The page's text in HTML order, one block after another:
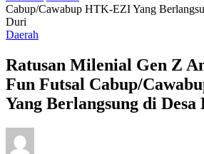
Cabup/Cawabup HTK-EZI Yang
Duri
Daerah
Ratusan Milenial Gen Z
Fun Futsal Cabup/
Yang Berlangsung di